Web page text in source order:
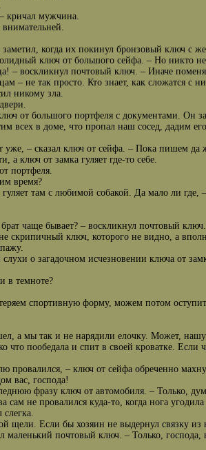
кричал мужчина.
когда их покинул бронзовый ключ с
ключ от большого сейфа. – Но никто
– воскликнул почтовый ключ. – Иначе
– не так просто. Кто знает, как сложатся с
никому зла.
от большого портфеля с документами. Он
всех в доме, что пропал наш сосед, дадим
уже, – сказал ключ от сейфа. – Пока пишем
а ключ от замка гуляет где-то себе.
портфеля.
время?
там с любимой собакой. Да мало ли где,
чаще бывает? – воскликнул почтовый ключ.
скрипичный ключ, которого не видно, а
о загадочном исчезновении ключа от
в темноте?
спортивную форму, можем потом
а мы так и не нарядили елочку. Может, нашу
пообедала и спит в своей кроватке. Если
провалился, – ключ от сейфа обреченно
вас, господа!
фразу ключ от автомобиля. – Только,
не провалился куда-то, когда нога
щели. Если бы хозяин не выдернул связку
маленький почтовый ключ. – Только,